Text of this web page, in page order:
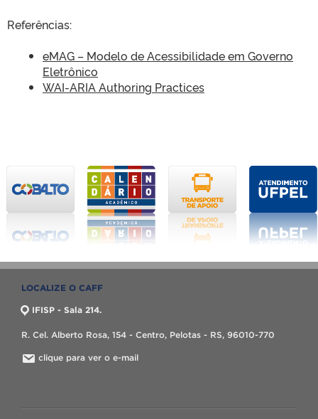
Referências:
eMAG – Modelo de Acessibilidade em Governo
Eletrônico
WAI-ARIA Authoring Practices
LOCALIZE O CAFF
IFISP - Sala 214.
R. Cel. Alberto Rosa, 154 - Centro, Pelotas - RS, 96010-770
clique para ver o e-mail